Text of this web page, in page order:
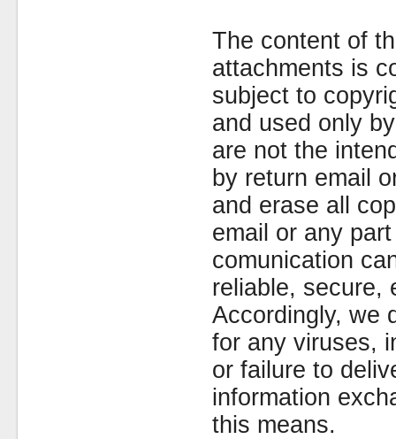
The content of
attachments is
subject to
and used only
are not the
by return email
and erase all
email or any
comunication
reliable, secure,
Accordingly, we
for any viruses,
or failure to
information
this means.